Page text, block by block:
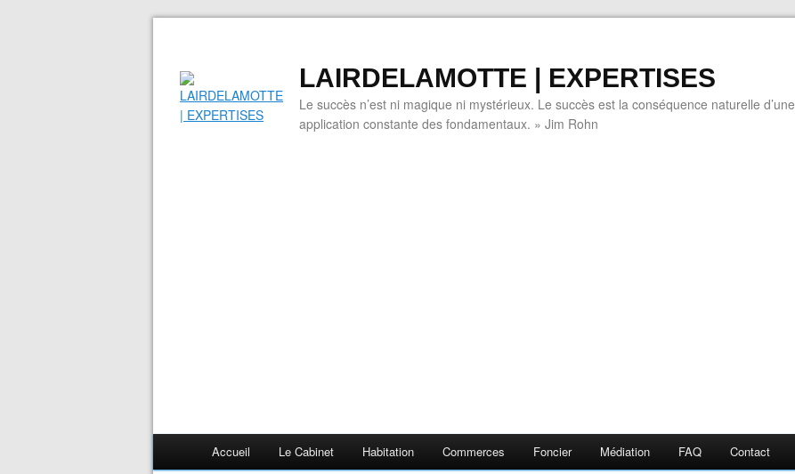
LAIRDELAMOTTE | EXPERTISES
Le succès n’est ni magique ni mystérieux. Le succès est la conséquence naturelle d’une
application constante des fondamentaux. » Jim Rohn
Accueil Le Cabinet Habitation Commerces Foncier Médiation FAQ Contact